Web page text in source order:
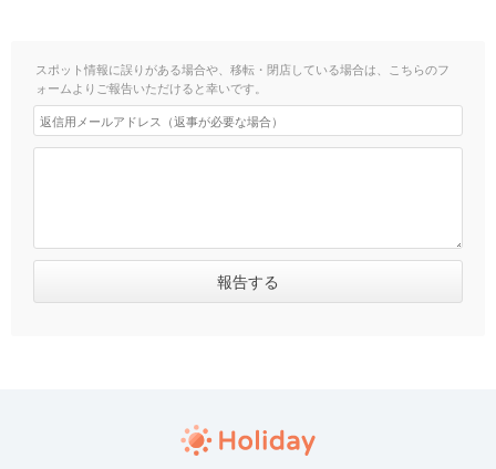
スポット情報に誤りがある場合や、移転・閉店している場合は、こちらのフ
ォームよりご報告いただけると幸いです。